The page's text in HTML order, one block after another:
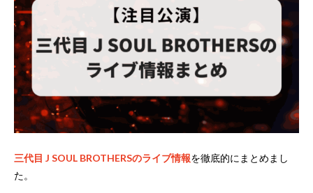
三代目 J SOUL BROTHERSのライブ情報を徹底的にまとめまし
た。